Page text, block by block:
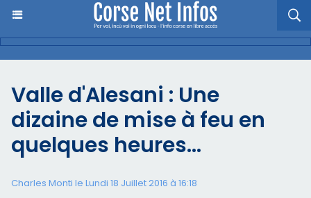
Valle d'Alesani : Une
dizaine de mise à feu en
quelques heures…
Charles Monti le Lundi 18 Juillet 2016 à 16:18